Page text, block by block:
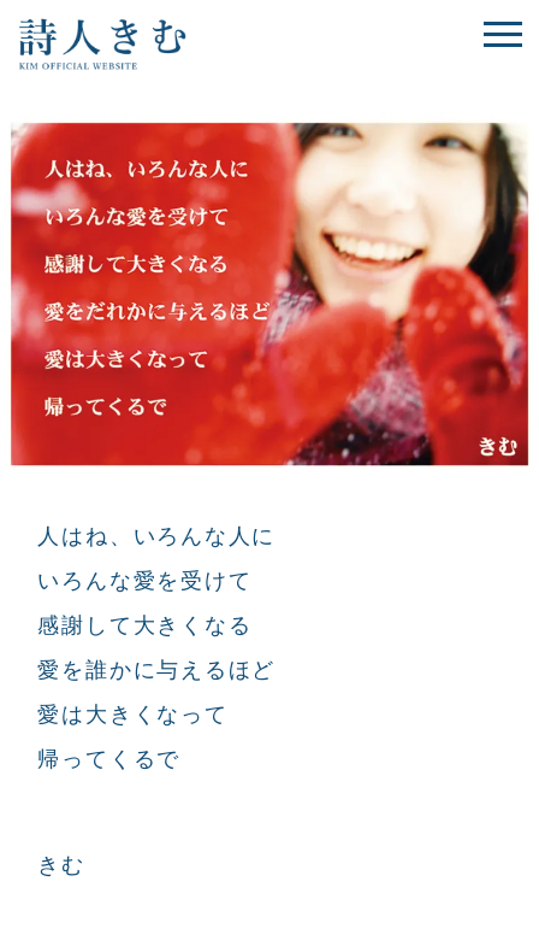
人はね、いろんな人に
いろんな愛を受けて
感謝して大きくなる
愛を誰かに与えるほど
愛は大きくなって
帰ってくるで
きむ